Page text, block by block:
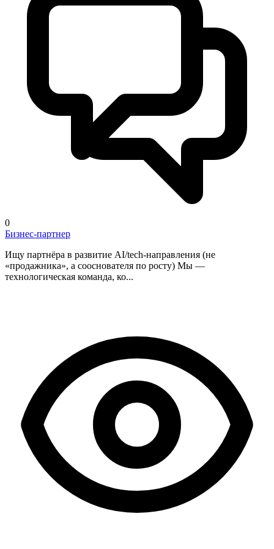
0
Бизнес-партнер
Ищу партнёра в развитие AI/tech-направления (не
«продажника», а сооснователя по росту) Мы —
технологическая команда, ко...